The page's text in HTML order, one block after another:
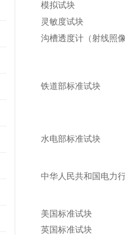
模拟试块
灵敏度试块
沟槽透度计 （射线照
铁道部标准试块
水电部标准试块
中华人民共和国电力
美国标准试块
英国标准试块